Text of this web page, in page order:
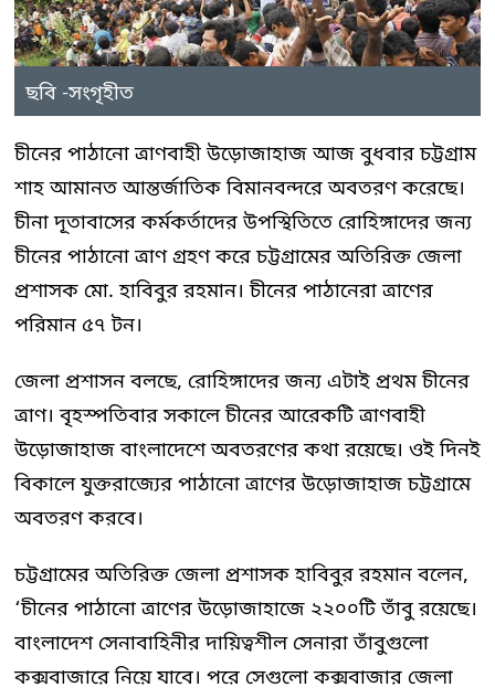
ছবি -সংগৃহীত
চীনের পাঠানো ত্রাণবাহী উড়োজাহাজ আজ বুধবার চট্টগ্রাম
শাহ আমানত আন্তর্জাতিক বিমানবন্দরে অবতরণ করেছে।
চীনা দূতাবাসের কর্মকর্তাদের উপস্থিতিতে রোহিঙ্গাদের জন্য
চীনের পাঠানো ত্রাণ গ্রহণ করে চট্টগ্রামের অতিরিক্ত জেলা
প্রশাসক মো. হাবিবুর রহমান। চীনের পাঠানেরা ত্রাণের
পরিমান ৫৭ টন।
জেলা প্রশাসন বলছে, রোহিঙ্গাদের জন্য এটাই প্রথম চীনের
ত্রাণ। বৃহস্পতিবার সকালে চীনের আরেকটি ত্রাণবাহী
উড়োজাহাজ বাংলাদেশে অবতরণের কথা রয়েছে। ওই দিনই
বিকালে যুক্তরাজ্যের পাঠানো ত্রাণের উড়োজাহাজ চট্টগ্রামে
অবতরণ করবে।
চট্টগ্রামের অতিরিক্ত জেলা প্রশাসক হাবিবুর রহমান বলেন,
‘চীনের পাঠানো ত্রাণের উড়োজাহাজে ২২০০টি তাঁবু রয়েছে।
বাংলাদেশ সেনাবাহিনীর দায়িত্বশীল সেনারা তাঁবুগুলো
কক্সবাজারে নিয়ে যাবে। পরে সেগুলো কক্সবাজার জেলা